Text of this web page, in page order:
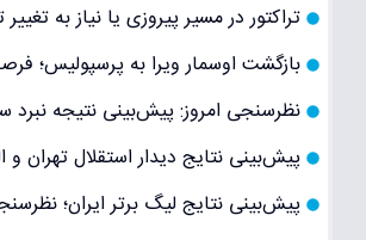
تراکتور در مسیر پیروزی یا نیاز به
بازگشت اوسمار ویرا به پرسپولیس؛
نظرسنجی امروز: پیش‌بینی نتیجه نبرد
پیش‌بینی نتایج دیدار استقلال تهران
پیش‌بینی نتایج لیگ برتر ایران؛